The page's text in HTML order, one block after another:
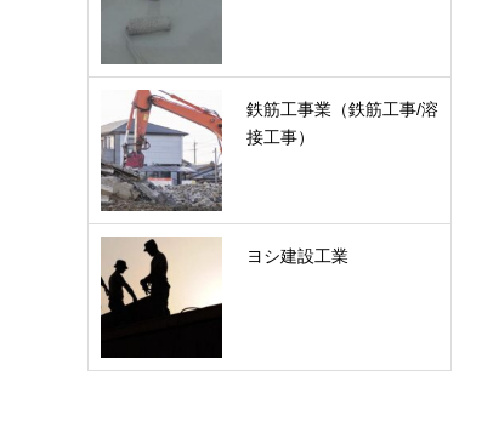
鉄筋工事業（鉄筋工事/溶
接工事）
ヨシ建設工業